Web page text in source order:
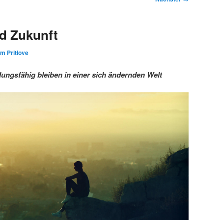
Zukunft
Pritlove
bleiben in einer sich ändernden Welt